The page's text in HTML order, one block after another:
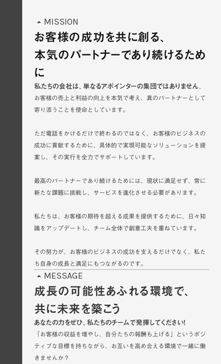
arrow_drop_up MISSION
お客様の成功を共に創る、
本気のパートナーであり続けるため
に
私たちの会社は、単なるアポインターの集団ではありません。
お客様の売上と利益の向上を本気で考え、真のパートナーとして
寄り添うことを使命としています。
ただ電話をかけるだけで終わるのではなく、お客様のビジネスの
成功に貢献するために、具体的で実現可能なソリューションを提
案し、その実行を全力でサポートしています。
最高のパートナーであり続けるためには、現状に満足せず、常に
新たな課題に挑戦し、サービスを進化させる必要があります。
私たちは、お客様の期待を超える成果を提供するために、日々知
識をアップデートし、チーム全体で創意工夫を重ねています。
その努力が、お客様のビジネスの成功を支えるだけでなく、私た
ち自身の成長と満足にもつながるのです。
arrow_drop_up MESSAGE
成長の可能性あふれる環境で、
共に未来を築こう
あなたの力をぜひ、私たちのチームで発揮してください！
「お客様の収益を増やし、自分たちの報酬も上げる」というポジ
ティブな目標を持ちながら、お互いを高め合える環境で一緒に働
きませんか？